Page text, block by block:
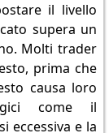
il livello
supera un
Molti trader
prima che
causa loro
come il
eccessiva e la